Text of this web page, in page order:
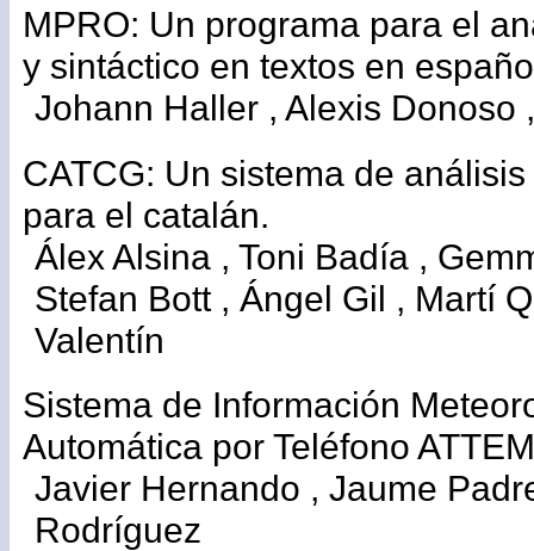
MPRO: Un programa para el
y sintáctico en textos en
Johann Haller , Alexis Donoso
CATCG: Un sistema de
para el catalán.
Álex Alsina , Toni Badía ,
Stefan Bott , Ángel Gil , Martí
Valentín
Sistema de Información
Automática por Teléfono
Javier Hernando , Jaume
Rodríguez